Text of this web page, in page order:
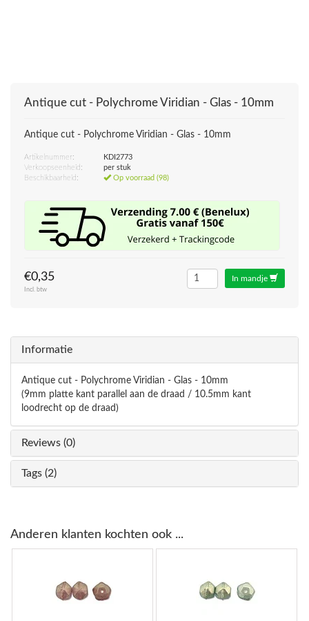
Antique cut - Polychrome Viridian - Glas - 10mm
Antique cut - Polychrome Viridian - Glas - 10mm
Artikelnummer:
KDI2773
Verkoopseenheid:
per stuk
Beschikbaarheid:
Op voorraad (98)
€0,35
Incl. btw
In mandje
Informatie
Antique cut - Polychrome Viridian - Glas - 10mm
(9mm platte kant parallel aan de draad / 10.5mm kant
loodrecht op de draad)
Reviews (0)
Tags (2)
Anderen klanten kochten ook ...